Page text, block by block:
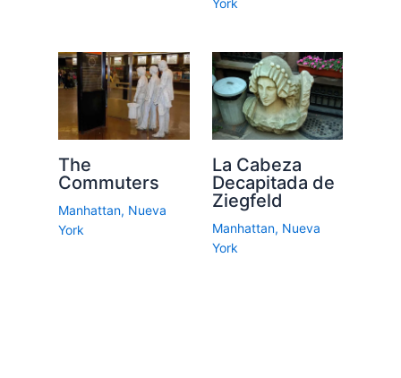
York
The
Commuters
Manhattan, Nueva
York
La Cabeza
Decapitada de
Ziegfeld
Manhattan, Nueva
York